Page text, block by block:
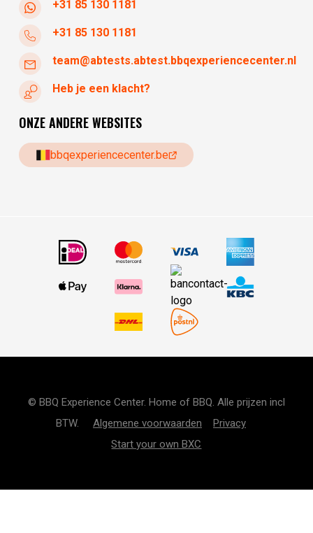
+31 85 130 1181
+31 85 130 1181
team@abtests.abtest.bbqexperiencecenter.nl
Heb je een klacht?
ONZE ANDERE WEBSITES
bbqexperiencecenter.be
© BBQ Experience Center. Home of BBQ. Alle prijzen incl
BTW. Algemene voorwaarden
Privacy
Start your own BXC